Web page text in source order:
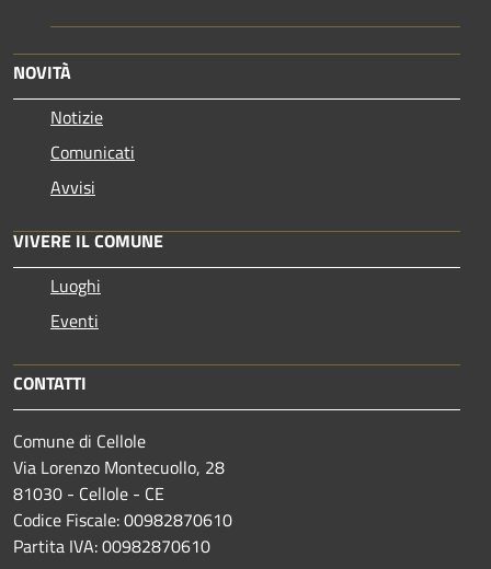
NOVITÀ
Notizie
Comunicati
Avvisi
VIVERE IL COMUNE
Luoghi
Eventi
CONTATTI
Comune di Cellole
Via Lorenzo Montecuollo, 28
81030 - Cellole - CE
Codice Fiscale: 00982870610
Partita IVA: 00982870610